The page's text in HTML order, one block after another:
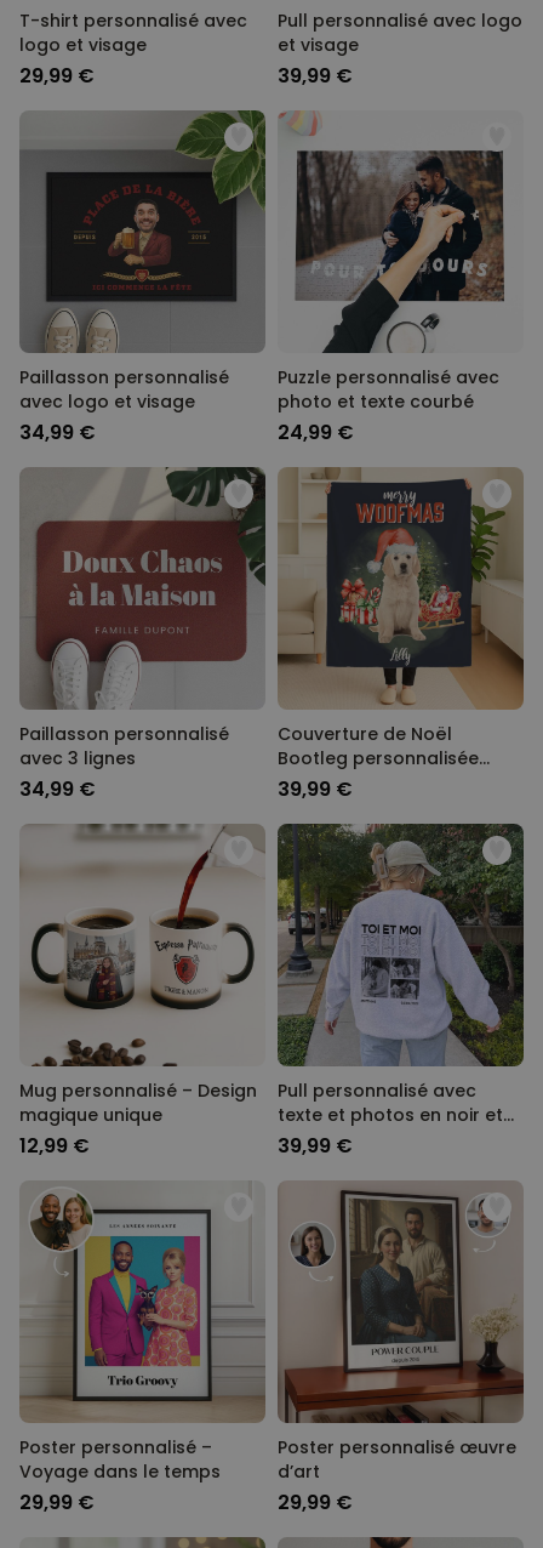
T-shirt personnalisé avec
logo et visage
29,99 €
Pull personnalisé avec logo
et visage
39,99 €
Paillasson personnalisé
avec logo et visage
34,99 €
Puzzle personnalisé avec
photo et texte courbé
24,99 €
Paillasson personnalisé
avec 3 lignes
34,99 €
Couverture de Noël
Bootleg personnalisée
avec animal de compagnie
39,99 €
Mug personnalisé – Design
magique unique
12,99 €
Pull personnalisé avec
texte et photos en noir et
blanc
39,99 €
Poster personnalisé –
Voyage dans le temps
29,99 €
Poster personnalisé œuvre
d’art
29,99 €